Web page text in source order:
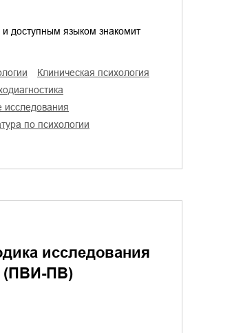
доступным языком знакомит
клиническая психология
исследования
по психологии
исследования
(ПВИ-ПВ)